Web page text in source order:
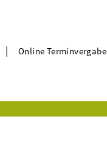
| Online Terminvergabe